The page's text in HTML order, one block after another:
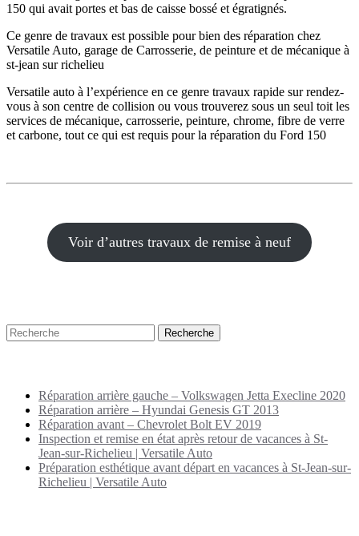
150 qui avait portes et bas de caisse bossé et égratignés.
Ce genre de travaux est possible pour bien des réparation chez
Versatile Auto, garage de Carrosserie, de peinture et de mécanique à
st-jean sur richelieu
Versatile auto à l’expérience en ce genre travaux rapide sur rendez-
vous à son centre de collision ou vous trouverez sous un seul toit les
services de mécanique, carrosserie, peinture, chrome, fibre de verre
et carbone, tout ce qui est requis pour la réparation du Ford 150
Voir d’autres travaux de remise à neuf
Réparation arrière gauche – Volkswagen Jetta Execline 2020
Réparation arrière – Hyundai Genesis GT 2013
Réparation avant – Chevrolet Bolt EV 2019
Inspection et remise en état après retour de vacances à St-
Jean-sur-Richelieu | Versatile Auto
Préparation esthétique avant départ en vacances à St-Jean-sur-
Richelieu | Versatile Auto